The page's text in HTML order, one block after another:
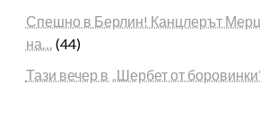
Спешно в Берлин! Канцлерът
на… (44)
Тази вечер в „Шербет от